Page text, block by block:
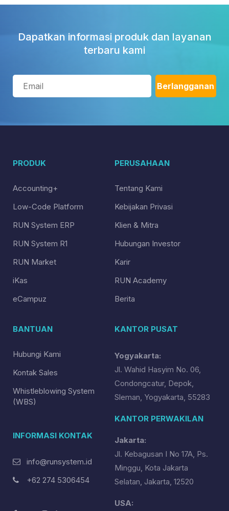
Dapatkan informasi produk dan layanan
terbaru kami
PRODUK
Accounting+
Low-Code Platform
RUN System ERP
RUN System R1
RUN Market
iKas
eCampuz
PERUSAHAAN
Tentang Kami
Kebijakan Privasi
Klien & Mitra
Hubungan Investor
Karir
RUN Academy
Berita
BANTUAN
Hubungi Kami
Kontak Sales
Whistleblowing System
(WBS)
INFORMASI KONTAK
info@runsystem.id
+62 274 5306454
KANTOR PUSAT
Yogyakarta:
Jl. Wahid Hasyim No. 06,
Condongcatur, Depok,
Sleman, Yogyakarta, 55283
KANTOR PERWAKILAN
Jakarta:
Jl. Kebagusan I No 17A, Ps.
Minggu, Kota Jakarta
Selatan, Jakarta, 12520
USA: